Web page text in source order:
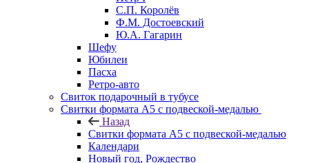
С.П. Королёв
Ф.М. Достоевский
Ю.А. Гагарин
Шефу
Юбилеи
Пасха
Ретро-авто
Свиток подарочный в тубусе
Свитки формата А5 с подвеской-медалью
Назад
Свитки формата А5 с подвеской-медалью
Календари
Новый год, Рождество